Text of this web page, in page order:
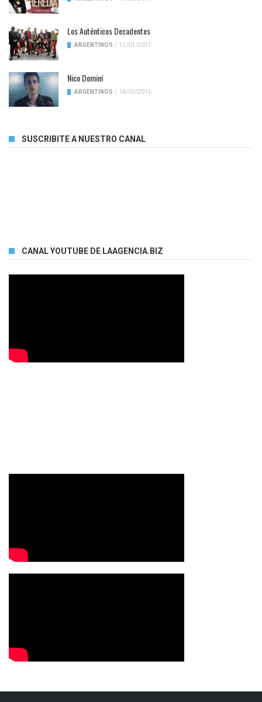
Los Auténticos Decadentes
ARGENTINOS / 12/01/2017
Nico Dominí
ARGENTINOS / 16/02/2016
SUSCRIBITE A NUESTRO CANAL
CANAL YOUTUBE DE LAAGENCIA.BIZ